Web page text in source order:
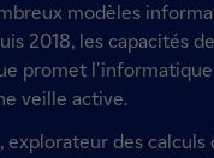
modèles
2018, les capacités
promet
veille active.
explorateur des calculs